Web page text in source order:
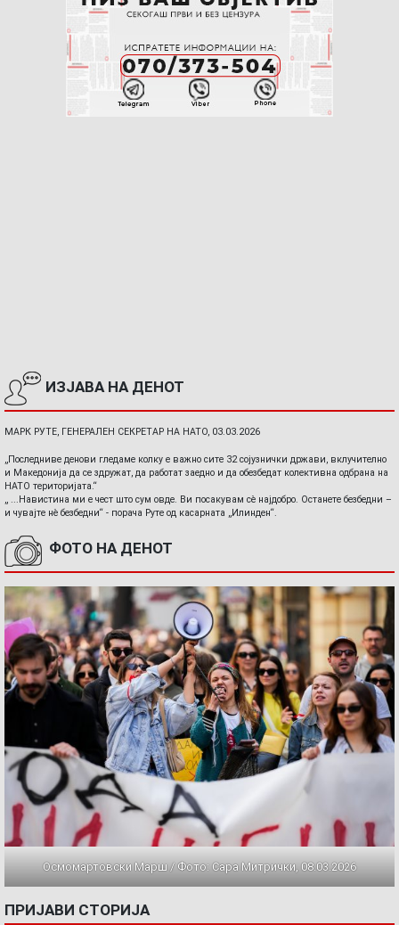
ИЗЈАВА НА ДЕНОТ
МАРК РУТЕ, ГЕНЕРАЛЕН СЕКРЕТАР НА НАТО, 03.03.2026
„Последниве денови гледаме колку е важно сите 32 сојузнички држави, вклучително
и Македонија да се здружат, да работат заедно и да обезбедат колективна одбрана на
НАТО територијата.“
„ ...Навистина ми е чест што сум овде. Ви посакувам сè најдобро. Останете безбедни –
и чувајте нè безбедни“ - порача Руте од касарната „Илинден“.
ФОТО НА ДЕНОТ
Осмомартовски Марш / Фото: Сара Митрички, 08.03.2026
ПРИЈАВИ СТОРИЈА